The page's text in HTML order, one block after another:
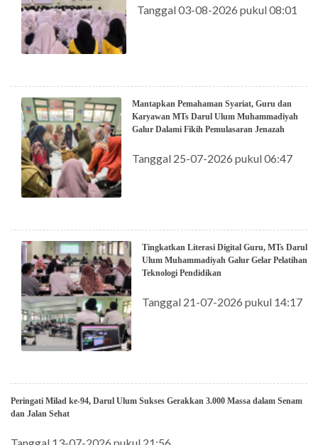
Tanggal 03-08-2026 pukul 08:01
Mantapkan Pemahaman Syariat, Guru dan
Karyawan MTs Darul Ulum Muhammadiyah
Galur Dalami Fikih Pemulasaran Jenazah
Tanggal 25-07-2026 pukul 06:47
Tingkatkan Literasi Digital Guru, MTs Darul
Ulum Muhammadiyah Galur Gelar Pelatihan
Teknologi Pendidikan
Tanggal 21-07-2026 pukul 14:17
Peringati Milad ke-94, Darul Ulum Sukses Gerakkan 3.000 Massa dalam Senam
dan Jalan Sehat